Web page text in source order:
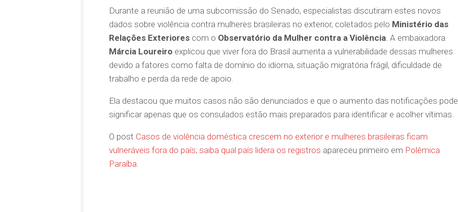
Durante a reunião de uma subcomissão do Senado, especialistas discutiram estes novos
dados sobre violência contra mulheres brasileiras no exterior, coletados pelo Ministério das
Relações Exteriores com o Observatório da Mulher contra a Violência . A embaixadora
Márcia Loureiro explicou que viver fora do Brasil aumenta a vulnerabilidade dessas mulheres
devido a fatores como falta de domínio do idioma, situação migratória frágil, dificuldade de
trabalho e perda da rede de apoio.
Ela destacou que muitos casos não são denunciados e que o aumento das notificações pode
significar apenas que os consulados estão mais preparados para identificar e acolher vítimas.
O post Casos de violência doméstica crescem no exterior e mulheres brasileiras ficam
vulneráveis fora do país; saiba qual país lidera os registros apareceu primeiro em Polêmica
Paraíba